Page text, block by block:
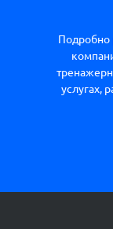
Подробно
услугах,